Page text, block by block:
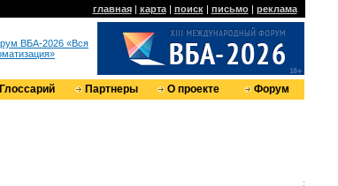
главная| карта| поиск| письмо| реклама
ВБА-2026 «Вся
Глоссарий Партнеры О проекте Форум